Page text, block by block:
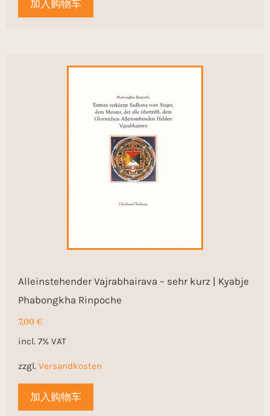
加入购物车
Alleinstehender Vajrabhairava – sehr kurz | Kyabje
Phabongkha Rinpoche
7,00€
incl. 7% VAT
zzgl. Versandkosten
加入购物车